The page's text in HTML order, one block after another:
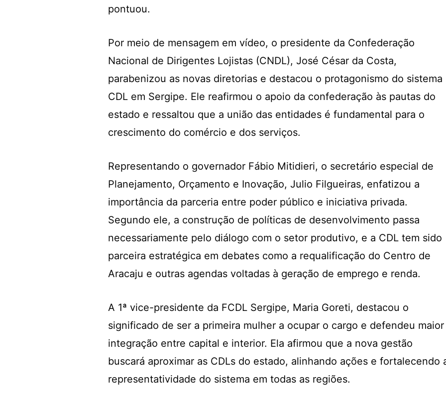
pontuou.
Por meio de mensagem em vídeo, o presidente da Confederação
Nacional de Dirigentes Lojistas (CNDL), José César da Costa,
parabenizou as novas diretorias e destacou o protagonismo do sistema
CDL em Sergipe. Ele reafirmou o apoio da confederação às pautas do
estado e ressaltou que a união das entidades é fundamental para o
crescimento do comércio e dos serviços.
Representando o governador Fábio Mitidieri, o secretário especial de
Planejamento, Orçamento e Inovação, Julio Filgueiras, enfatizou a
importância da parceria entre poder público e iniciativa privada.
Segundo ele, a construção de políticas de desenvolvimento passa
necessariamente pelo diálogo com o setor produtivo, e a CDL tem sido
parceira estratégica em debates como a requalificação do Centro de
Aracaju e outras agendas voltadas à geração de emprego e renda.
A 1ª vice-presidente da FCDL Sergipe, Maria Goreti, destacou o
significado de ser a primeira mulher a ocupar o cargo e defendeu maior
integração entre capital e interior. Ela afirmou que a nova gestão
buscará aproximar as CDLs do estado, alinhando ações e fortalecendo
representatividade do sistema em todas as regiões.